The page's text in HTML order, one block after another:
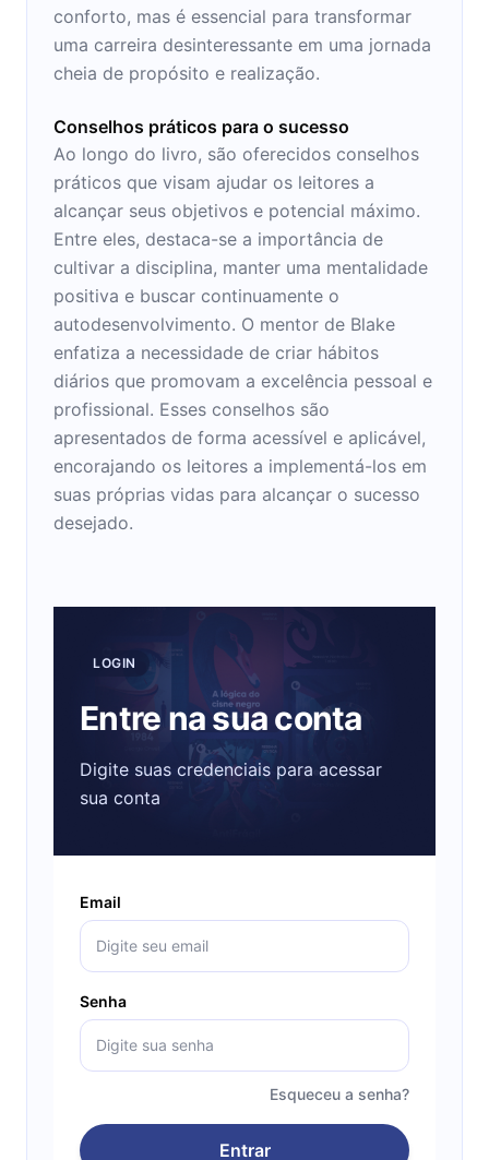
conforto, mas é essencial para transformar
uma carreira desinteressante em uma jornada
cheia de propósito e realização.
Conselhos práticos para o sucesso
Ao longo do livro, são oferecidos conselhos
práticos que visam ajudar os leitores a
alcançar seus objetivos e potencial máximo.
Entre eles, destaca-se a importância de
cultivar a disciplina, manter uma mentalidade
positiva e buscar continuamente o
autodesenvolvimento. O mentor de Blake
enfatiza a necessidade de criar hábitos
diários que promovam a excelência pessoal e
profissional. Esses conselhos são
apresentados de forma acessível e aplicável,
encorajando os leitores a implementá-los em
suas próprias vidas para alcançar o sucesso
desejado.
LOGIN
Entre na sua conta
Digite suas credenciais para acessar
sua conta
Email
Senha
Esqueceu a senha?
Entrar